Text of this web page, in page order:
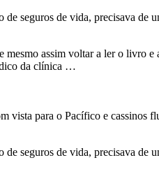
seguros de vida, precisava de
assim voltar a ler o livro
da clínica …
para o Pacífico e cassinos
seguros de vida, precisava de